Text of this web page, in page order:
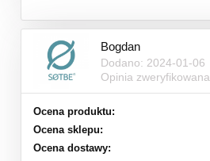
Bogdan
Dodano: 2024-01-06
Opinia zweryfikowana
Ocena produktu:
Ocena sklepu:
Ocena dostawy: